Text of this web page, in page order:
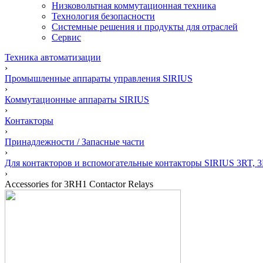
Низковольтная коммутационная техника
Технология безопасности
Системные решения и продукты для отраслей
Сервис
Техника автоматизации
›
Промышленные аппараты управления SIRIUS
›
Коммутационные аппараты SIRIUS
›
Контакторы
›
Принадлежности / Запасные части
›
Для контакторов и вспомогательные контакторы SIRIUS 3RT,
›
Accessories for 3RH1 Contactor Relays